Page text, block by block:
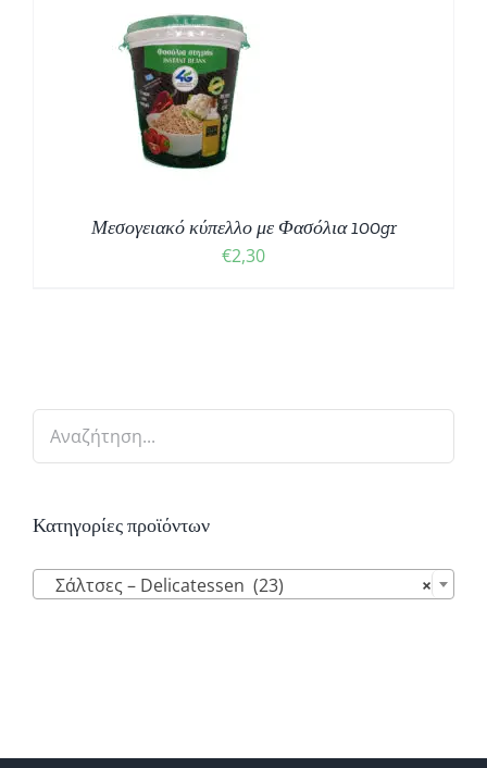
Μεσογειακό κύπελλο με Φασόλια 100gr
€2,30
Κατηγορίες προϊόντων
×
Σάλτσες – Delicatessen (23)